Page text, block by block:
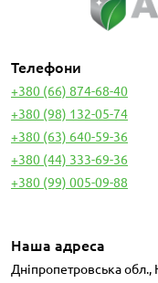
Телефони
+380 (66) 874-68-40
+380 (98) 132-05-74
+380 (63) 640-59-36
+380 (44) 333-69-36
+380 (99) 005-09-88
Наша адреса
Дніпропетровська обл.,